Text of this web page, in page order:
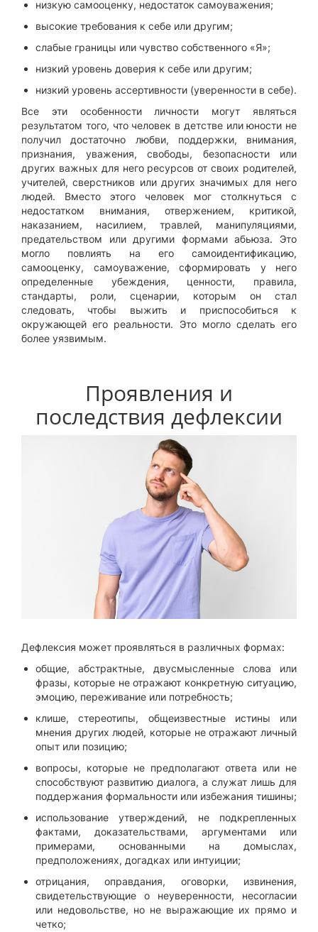
низкую самооценку, недостаток самоуважения;
высокие требования к себе или другим;
слабые границы или чувство собственного «Я»;
низкий уровень доверия к себе или другим;
низкий уровень ассертивности (уверенности в себе).
Все эти особенности личности могут являться
результатом того, что человек в детстве или юности не
получил достаточно любви, поддержки, внимания,
признания, уважения, свободы, безопасности или
других важных для него ресурсов от своих родителей,
учителей, сверстников или других значимых для него
людей. Вместо этого человек мог столкнуться с
недостатком внимания, отвержением, критикой,
наказанием, насилием, травлей, манипуляциями,
предательством или другими формами абьюза. Это
могло повлиять на его самоидентификацию,
самооценку, самоуважение, сформировать у него
определенные убеждения, ценности, правила,
стандарты, роли, сценарии, которым он стал
следовать, чтобы выжить и приспособиться к
окружающей его реальности. Это могло сделать его
более уязвимым.
Проявления и
последствия дефлексии
Дефлексия может проявляться в различных формах:
общие, абстрактные, двусмысленные слова или
фразы, которые не отражают конкретную ситуацию,
эмоцию, переживание или потребность;
клише, стереотипы, общеизвестные истины или
мнения других людей, которые не отражают личный
опыт или позицию;
вопросы, которые не предполагают ответа или не
способствуют развитию диалога, а служат лишь для
поддержания формальности или избежания тишины;
использование утверждений, не подкрепленных
фактами, доказательствами, аргументами или
примерами, основанными на домыслах,
предположениях, догадках или интуиции;
отрицания, оправдания, оговорки, извинения,
свидетельствующие о неуверенности, несогласии
или недовольстве, но не выражающие их прямо и
четко;